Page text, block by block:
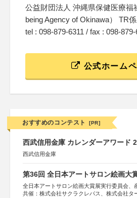
公益財団法人 沖縄県保健医療福
being Agency of Okinawa） TR係
tel : 098-879-6311 / fax : 098-
公式ホーム
おすすめのコンテスト [PR]
西武信用金庫 カレンダーアワード
西武信用金庫
第36回 全日本アートサロン絵画大
全日本アートサロン絵画大賞展実行委員会、
共催：株式会社サクラクレパス、株式会社タ